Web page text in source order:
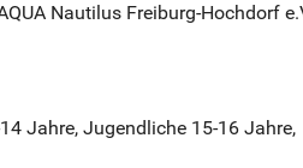
Nautilus Freiburg-Hochdorf
Jahre, Jugendliche 15-16 Jahre,